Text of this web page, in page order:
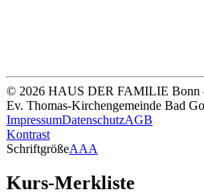
© 2026 HAUS DER FAMILIE Bonn
Ev. Thomas-Kirchengemeinde Bad
ImpressumDatenschutzAGB
Kontrast
SchriftgrößeAAA
Kurs-Merkliste